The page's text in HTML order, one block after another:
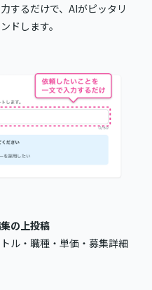
するだけで、AIがピッタリ
ドします。
の上投稿
ル・職種・単価・募集詳細